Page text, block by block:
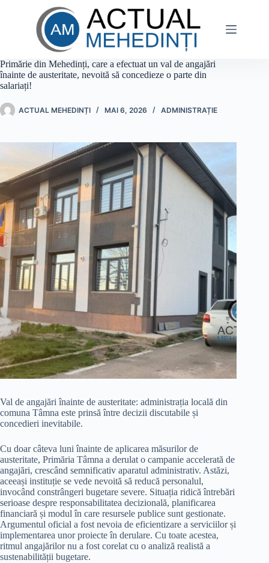
Primărie din Mehedinți, care a efectuat un val de angajări
înainte de austeritate, nevoită să concedieze o parte din
salariați!
ACTUAL MEHEDINȚI MAI 6, 2026 ADMINISTRAȚIE
Val de angajări înainte de austeritate: administrația locală din
comuna Tâmna este prinsă între decizii discutabile și
concedieri inevitabile.
Cu doar câteva luni înainte de aplicarea măsurilor de
austeritate, Primăria Tâmna a derulat o campanie accelerată de
angajări, crescând semnificativ aparatul administrativ. Astăzi,
aceeași instituție se vede nevoită să reducă personalul,
invocând constrângeri bugetare severe. Situația ridică întrebări
serioase despre responsabilitatea decizională, planificarea
financiară și modul în care resursele publice sunt gestionate.
Argumentul oficial a fost nevoia de eficientizare a serviciilor și
implementarea unor proiecte în derulare. Cu toate acestea,
ritmul angajărilor nu a fost corelat cu o analiză realistă a
sustenabilității bugetare.